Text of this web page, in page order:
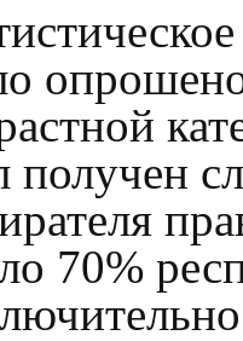
получен
70%